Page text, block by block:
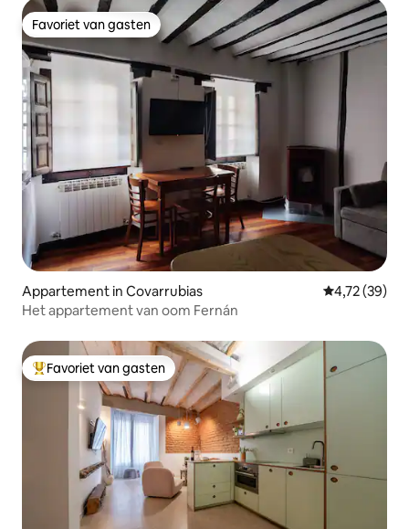
Favoriet van gasten
Favoriet van gasten
Appartement in Covarrubias Gemiddelde
4,72 (39)
Het appartement van oom Fernán
Topfavoriet van gasten
Favoriet van gasten